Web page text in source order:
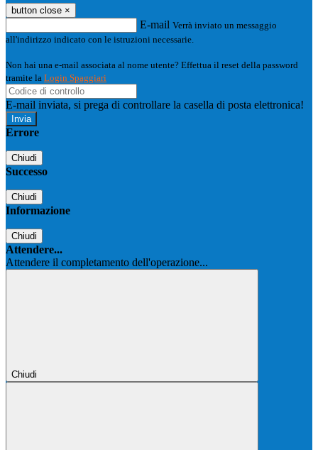
button close ×
E-mail Verrà inviato un messaggio
all'indirizzo indicato con le istruzioni necessarie.
Non hai una e-mail associata al nome utente? Effettua il reset della password
tramite la Login Spaggiari
E-mail inviata, si prega di controllare la casella di posta elettronica!
Errore
Chiudi
Successo
Chiudi
Informazione
Chiudi
Attendere...
Attendere il completamento dell'operazione...
Chiudi